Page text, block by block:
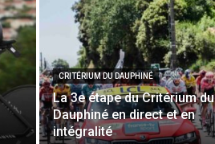
CRITÉRIUM DU DAUPHINÉ
La 3e étape du Critérium du
Dauphiné en direct et en
intégralité